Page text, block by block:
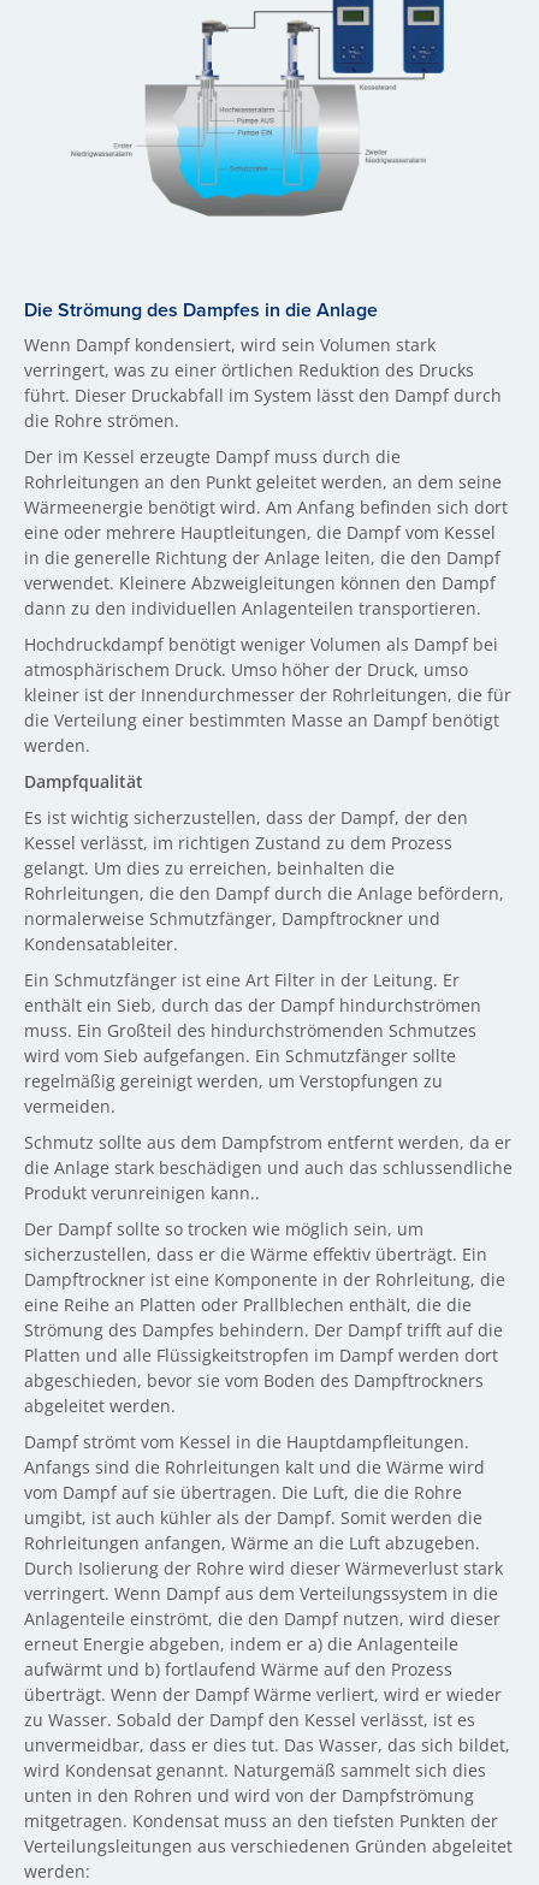
Die Strömung des Dampfes in die Anlage
Wenn Dampf kondensiert, wird sein Volumen stark
verringert, was zu einer örtlichen Reduktion des Drucks
führt. Dieser Druckabfall im System lässt den Dampf durch
die Rohre strömen.
Der im Kessel erzeugte Dampf muss durch die
Rohrleitungen an den Punkt geleitet werden, an dem seine
Wärmeenergie benötigt wird. Am Anfang befinden sich dort
eine oder mehrere Hauptleitungen, die Dampf vom Kessel
in die generelle Richtung der Anlage leiten, die den Dampf
verwendet. Kleinere Abzweigleitungen können den Dampf
dann zu den individuellen Anlagenteilen transportieren.
Hochdruckdampf benötigt weniger Volumen als Dampf bei
atmosphärischem Druck. Umso höher der Druck, umso
kleiner ist der Innendurchmesser der Rohrleitungen, die für
die Verteilung einer bestimmten Masse an Dampf benötigt
werden.
Dampfqualität
Es ist wichtig sicherzustellen, dass der Dampf, der den
Kessel verlässt, im richtigen Zustand zu dem Prozess
gelangt. Um dies zu erreichen, beinhalten die
Rohrleitungen, die den Dampf durch die Anlage befördern,
normalerweise Schmutzfänger, Dampftrockner und
Kondensatableiter.
Ein Schmutzfänger ist eine Art Filter in der Leitung. Er
enthält ein Sieb, durch das der Dampf hindurchströmen
muss. Ein Großteil des hindurchströmenden Schmutzes
wird vom Sieb aufgefangen. Ein Schmutzfänger sollte
regelmäßig gereinigt werden, um Verstopfungen zu
vermeiden.
Schmutz sollte aus dem Dampfstrom entfernt werden, da er
die Anlage stark beschädigen und auch das schlussendliche
Produkt verunreinigen kann..
Der Dampf sollte so trocken wie möglich sein, um
sicherzustellen, dass er die Wärme effektiv überträgt. Ein
Dampftrockner ist eine Komponente in der Rohrleitung, die
eine Reihe an Platten oder Prallblechen enthält, die die
Strömung des Dampfes behindern. Der Dampf trifft auf die
Platten und alle Flüssigkeitstropfen im Dampf werden dort
abgeschieden, bevor sie vom Boden des Dampftrockners
abgeleitet werden.
Dampf strömt vom Kessel in die Hauptdampfleitungen.
Anfangs sind die Rohrleitungen kalt und die Wärme wird
vom Dampf auf sie übertragen. Die Luft, die die Rohre
umgibt, ist auch kühler als der Dampf. Somit werden die
Rohrleitungen anfangen, Wärme an die Luft abzugeben.
Durch Isolierung der Rohre wird dieser Wärmeverlust stark
verringert. Wenn Dampf aus dem Verteilungssystem in die
Anlagenteile einströmt, die den Dampf nutzen, wird dieser
erneut Energie abgeben, indem er a) die Anlagenteile
aufwärmt und b) fortlaufend Wärme auf den Prozess
überträgt. Wenn der Dampf Wärme verliert, wird er wieder
zu Wasser. Sobald der Dampf den Kessel verlässt, ist es
unvermeidbar, dass er dies tut. Das Wasser, das sich bildet,
wird Kondensat genannt. Naturgemäß sammelt sich dies
unten in den Rohren und wird von der Dampfströmung
mitgetragen. Kondensat muss an den tiefsten Punkten der
Verteilungsleitungen aus verschiedenen Gründen abgeleitet
werden: